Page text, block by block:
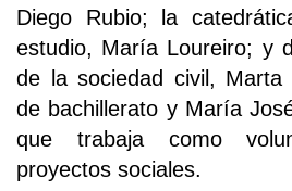
Diego Rubio; la
estudio, María Loureiro; y
de la sociedad civil, Marta
de bachillerato y María
que trabaja como
proyectos sociales.